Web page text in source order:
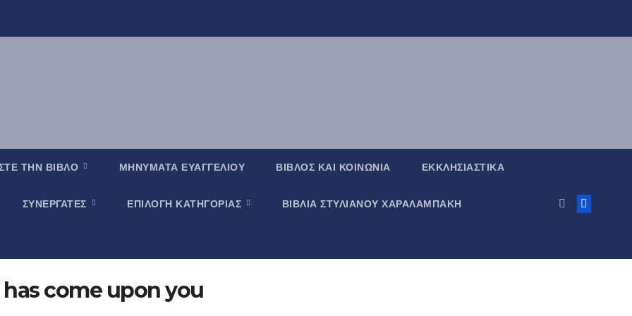
ΤΗΝ ΒΙΒΛΟ ΜΗΝΥΜΑΤΑ ΕΥΑΓΓΕΛΙΟΥ ΒΙΒΛΟΣ ΚΑΙ ΚΟΙΝΩΝΙΑ ΕΚΚΛΗΣΙΑΣΤΙΚΑ
ΣΥΝΕΡΓΑΤΕΣ ΕΠΙΛΟΓΗ ΚΑΤΗΓΟΡΙΑΣ ΒΙΒΛΙΑ ΣΤΥΛΙΑΝΟΥ ΧΑΡΑΛΑΜΠΑΚΗ
come upon you